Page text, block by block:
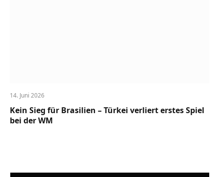
14. Juni 2026
Kein Sieg für Brasilien – Türkei verliert erstes Spiel
bei der WM